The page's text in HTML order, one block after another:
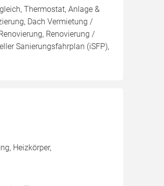
Thermostat, Anlage &
Dach Vermietung /
Renovierung /
Sanierungsfahrplan (iSFP),
Heizkörper,